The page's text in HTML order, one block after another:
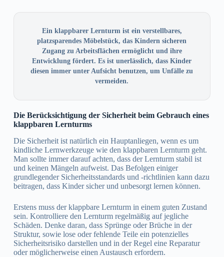
Ein klappbarer Lernturm ist ein verstellbares,
platzsparendes Möbelstück, das Kindern sicheren
Zugang zu Arbeitsflächen ermöglicht und ihre
Entwicklung fördert. Es ist unerlässlich, dass Kinder
diesen immer unter Aufsicht benutzen, um Unfälle zu
vermeiden.
Die Berücksichtigung der Sicherheit beim Gebrauch eines
klappbaren Lernturms
Die Sicherheit ist natürlich ein Hauptanliegen, wenn es um
kindliche Lernwerkzeuge wie den klappbaren Lernturm geht.
Man sollte immer darauf achten, dass der Lernturm stabil ist
und keinen Mängeln aufweist. Das Befolgen einiger
grundlegender Sicherheitsstandards und -richtlinien kann dazu
beitragen, dass Kinder sicher und unbesorgt lernen können.
Erstens muss der klappbare Lernturm in einem guten Zustand
sein. Kontrolliere den Lernturm regelmäßig auf jegliche
Schäden. Denke daran, dass Sprünge oder Brüche in der
Struktur, sowie lose oder fehlende Teile ein potenzielles
Sicherheitsrisiko darstellen und in der Regel eine Reparatur
oder möglicherweise einen Austausch erfordern.